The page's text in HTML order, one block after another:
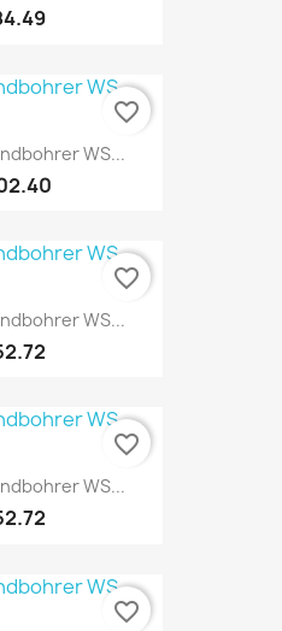
WS...
favorite_border
WS...
favorite_border
WS...
favorite_border
favorite_border